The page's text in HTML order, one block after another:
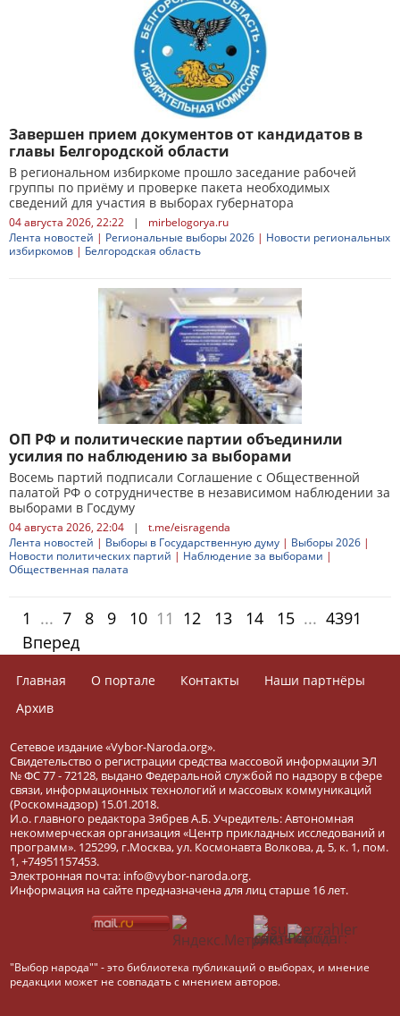
Завершен прием документов от кандидатов в
главы Белгородской области
В региональном избиркоме прошло заседание рабочей
группы по приёму и проверке пакета необходимых
сведений для участия в выборах губернатора
04 августа 2026, 22:22 |
mirbelogorya.ru
Лента новостей | Региональные выборы 2026 | Новости региональных
избиркомов | Белгородская область
ОП РФ и политические партии объединили
усилия по наблюдению за выборами
Восемь партий подписали Соглашение с Общественной
палатой РФ о сотрудничестве в независимом наблюдении за
выборами в Госдуму
04 августа 2026, 22:04 |
t.me/eisragenda
Лента новостей | Выборы в Государственную думу | Выборы 2026 |
Новости политических партий | Наблюдение за выборами |
Общественная палата
1 ... 7 8 9 10 11 12 13 14 15 ... 4391
Вперед
Главная О портале Контакты
Наши партнёры
Архив
Сетевое издание «Vybor-Naroda.org».
Свидетельство о регистрации средства массовой информации ЭЛ
№ ФС 77 - 72128, выдано Федеральной службой по надзору в сфере
связи, информационных технологий и массовых коммуникаций
(Роскомнадзор) 15.01.2018.
И.о. главного редактора Зябрев А.Б. Учредитель: Автономная
некоммерческая организация «Центр прикладных исследований и
программ». 125299, г.Москва, ул. Космонавта Волкова, д. 5, к. 1, пом.
1, +74951157453.
Электронная почта: info@vybor-naroda.org.
Информация на сайте предназначена для лиц старше 16 лет.
"Выбор народа"" - это библиотека публикаций о выборах, и мнение
редакции может не совпадать с мнением авторов.